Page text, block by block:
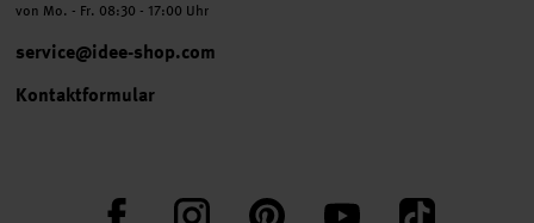
von Mo. - Fr. 08:30 - 17:00 Uhr
service@idee-shop.com
Kontaktformular
FacebookInstagram PinterestYouTube TikTok